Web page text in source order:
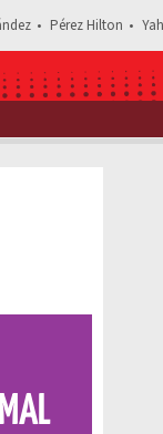
Pérez Hilton
esta noticia